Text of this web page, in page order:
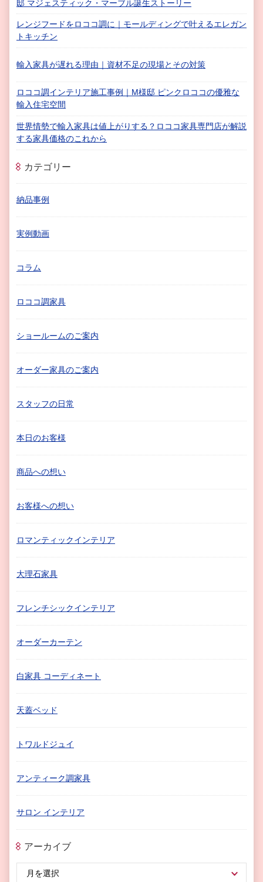
邸 マジェスティック・マーブル誕生ストーリー
レンジフードをロココ調に｜モールディングで叶えるエレガン
トキッチン
輸入家具が遅れる理由｜資材不足の現場とその対策
ロココ調インテリア施工事例｜M様邸 ピンクロココの優雅な
輸入住宅空間
世界情勢で輸入家具は値上がりする？ロココ家具専門店が解説
する家具価格のこれから
カテゴリー
納品事例
実例動画
コラム
ロココ調家具
ショールームのご案内
オーダー家具のご案内
スタッフの日常
本日のお客様
商品への想い
お客様への想い
ロマンティックインテリア
大理石家具
フレンチシックインテリア
オーダーカーテン
白家具 コーディネート
天蓋ベッド
トワルドジュイ
アンティーク調家具
サロン インテリア
アーカイブ